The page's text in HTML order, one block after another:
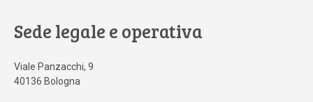
Sede legale e operativa
Viale Panzacchi, 9
40136 Bologna